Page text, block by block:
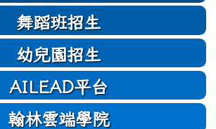
舞蹈班招生
幼兒園招生
AILEAD平台
翰林雲端學院